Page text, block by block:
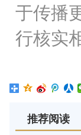
于传播
行核实
推荐阅读